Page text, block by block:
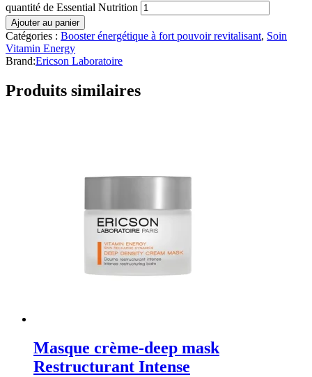
quantité de Essential Nutrition
Ajouter au panier
Catégories : Booster énergétique à fort pouvoir revitalisant, Soin
Vitamin Energy
Brand:Ericson Laboratoire
Produits similaires
Masque crème-deep mask
Restructurant Intense